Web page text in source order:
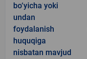
bo‘yicha yoki
undan
foydalanish
huquqiga
nisbatan mavjud